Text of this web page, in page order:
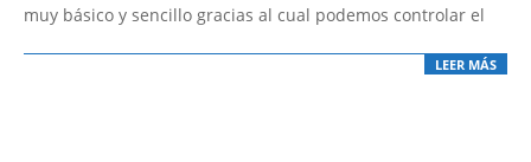
muy básico y sencillo gracias al cual podemos controlar el
LEER MÁS